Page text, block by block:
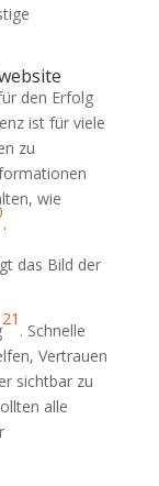
den Erfolg
ist für viele
zu
wie
.
das Bild der
21
. Schnelle
Vertrauen
sichtbar zu
alle